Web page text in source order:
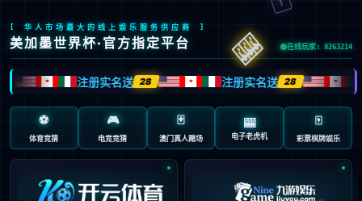
页面错误！请稍后再试～
V5.0.9 { 十年磨一剑-为API开发设计的高性能框架 }